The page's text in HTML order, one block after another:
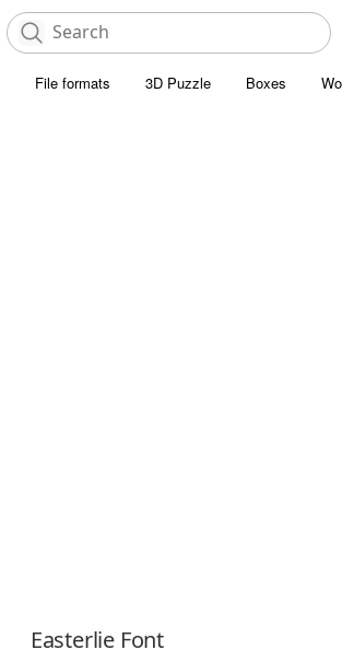
File formats 3D Puzzle Boxes
Easterlie Font